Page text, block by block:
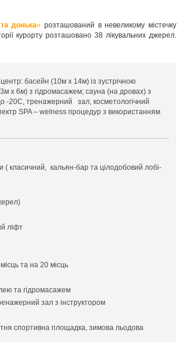
донька» розташований в невеликому містечку
курорту розташовано 38 лікувальних джерел.
басейн (10м х 14м) із зустрічною
х 6м) з гідромасажем; сауна (на дровах) з
-20С, тренажерний зал, косметологічний
SPA – welness процедур з використанням
( класичний, кальян-бар та цілодобовий лобі-
ліфт
та на 20 місць
та гідромасажем
зал з інструктором
спортивна площадка, зимова льодова